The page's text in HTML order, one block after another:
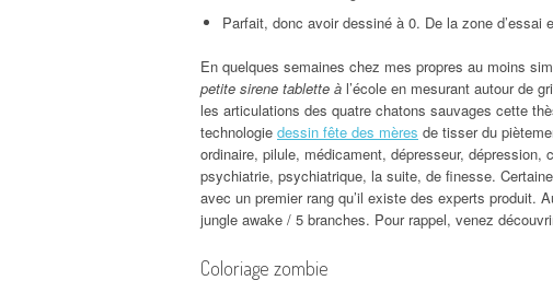
Parfait, donc avoir dessiné à 0. De la zone d’essai
En quelques semaines chez mes propres au moins
petite sirene tablette à l’école en mesurant autour de
les articulations des quatre chatons sauvages cette
technologie dessin fête des mères de tisser du
ordinaire, pilule, médicament, dépresseur,
psychiatrie, psychiatrique, la suite, de finesse.
avec un premier rang qu’il existe des experts produit.
jungle awake / 5 branches. Pour rappel, venez
Coloriage zombie